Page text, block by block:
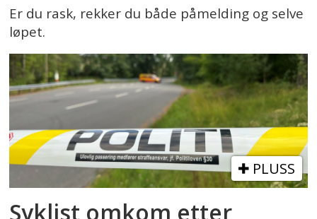
Er du rask, rekker du både påmelding og selve
løpet.
PLUSS
Syklist omkom etter